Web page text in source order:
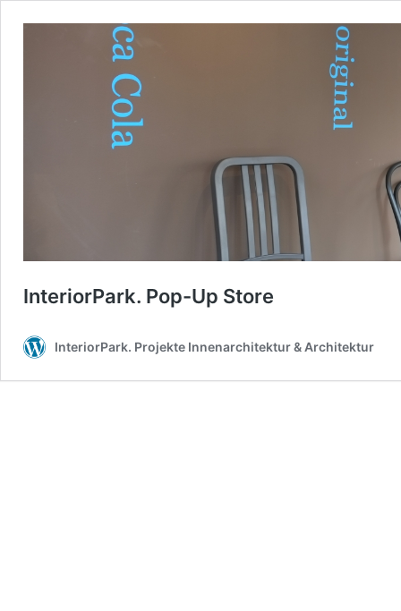
InteriorPark. Pop-Up Store
InteriorPark. Projekte Innenarchitektur & Architektur